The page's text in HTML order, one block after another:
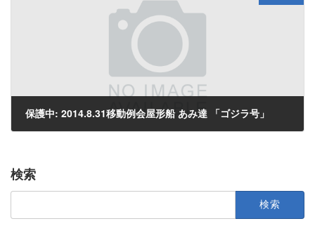
保護中: 2014.8.31移動例会屋形船 あみ達 「ゴジラ号」
検索
検